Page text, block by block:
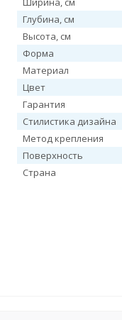
Глубина, см
Высота, см
Форма
Материал
Цвет
Гарантия
Стилистика дизайна
Метод крепления
Поверхность
Страна